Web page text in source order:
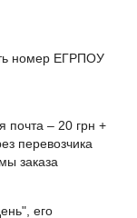
номер ЕГРПОУ
почта – 20 грн +
перевозчика
заказа
его